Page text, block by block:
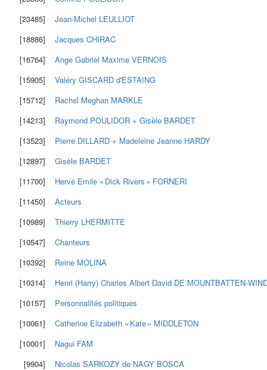
[23485]
Jean-Michel LEULLIOT
[18886]
Jacques CHIRAC
[16764]
Ange Gabriel Maxime VERNOIS
[15905]
Valéry GISCARD d'ESTAING
[15712]
Rachel Meghan MARKLE
[14213]
Raymond POULIDOR + Gisèle BARDET
[13523]
Pierre DILLARD + Madeleine Jeanne HARDY
[12897]
Gisèle BARDET
[11700]
Hervé Emile « Dick Rivers » FORNERI
[11450]
Acteurs
[10989]
Thierry LHERMITTE
[10547]
Chanteurs
[10392]
Reine MOLINA
[10314]
Henri (Harry) Charles Albert David DE MOUNTBATTEN-
[10157]
Personnalités politiques
[10061]
Catherine Elizabeth « Kate » MIDDLETON
[10001]
Nagui FAM
[9904]
Nicolas SARKOZY de NAGY BOSCA